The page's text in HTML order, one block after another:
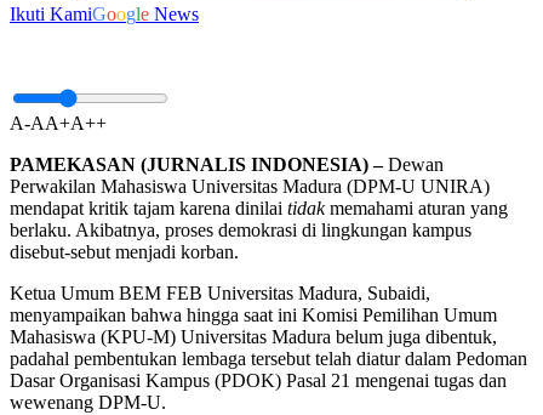
Ikuti KamiGoogle News
A-AA+A++
PAMEKASAN (JURNALIS INDONESIA) –Dewan
Perwakilan Mahasiswa Universitas Madura (DPM-U UNIRA)
mendapat kritik tajam karena dinilai tidakmemahami aturan yang
berlaku. Akibatnya, proses demokrasi di lingkungan kampus
disebut-sebut menjadi korban.
Ketua Umum BEM FEB Universitas Madura, Subaidi,
menyampaikan bahwa hingga saat ini Komisi Pemilihan Umum
Mahasiswa (KPU-M) Universitas Madura belum juga dibentuk,
padahal pembentukan lembaga tersebut telah diatur dalam Pedoman
Dasar Organisasi Kampus (PDOK) Pasal 21 mengenai tugas dan
wewenang DPM-U.